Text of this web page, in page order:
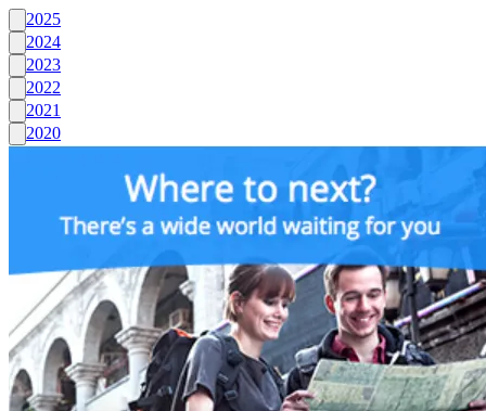
2025
2024
2023
2022
2021
2020